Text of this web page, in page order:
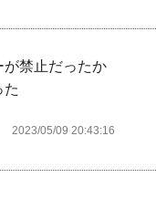
が禁止だったか
た
2023/05/09 20:43:16